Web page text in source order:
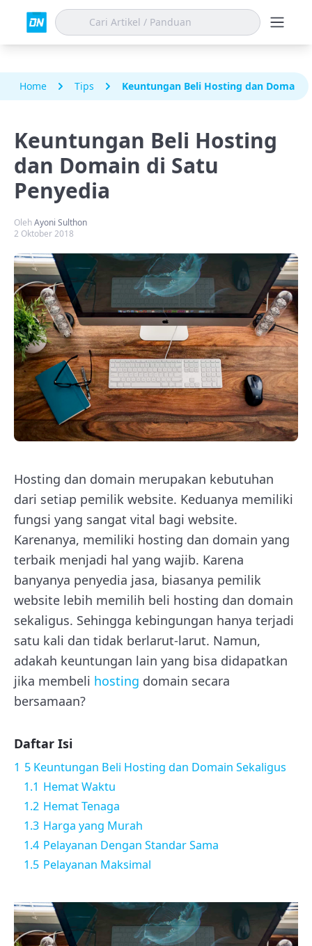
Home Tips Keuntungan Beli Hosting dan Domain
Keuntungan Beli Hosting
dan Domain di Satu
Penyedia
OlehAyoni Sulthon
2 Oktober 2018
Hosting dan domain merupakan kebutuhan
dari setiap pemilik website. Keduanya memiliki
fungsi yang sangat vital bagi website.
Karenanya, memiliki hosting dan domain yang
terbaik menjadi hal yang wajib. Karena
banyanya penyedia jasa, biasanya pemilik
website lebih memilih beli hosting dan domain
sekaligus. Sehingga kebingungan hanya terjadi
satu kali dan tidak berlarut-larut. Namun,
adakah keuntungan lain yang bisa didapatkan
jika membeli hosting domain secara
bersamaan?
Daftar Isi
1 5 Keuntungan Beli Hosting dan Domain Sekaligus
1.1 Hemat Waktu
1.2 Hemat Tenaga
1.3 Harga yang Murah
1.4 Pelayanan Dengan Standar Sama
1.5 Pelayanan Maksimal